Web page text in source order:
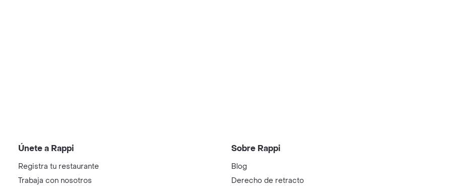
Únete a Rappi
Registra tu restaurante
Trabaja con nosotros
Sobre Rappi
Blog
Derecho de retracto